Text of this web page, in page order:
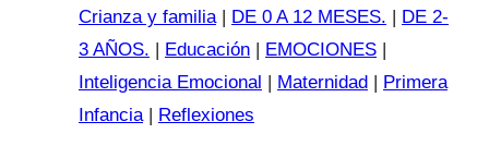
adolescencia
Crianza y familia| DE 0 A 12 MESES. | DE 2-
3 AÑOS. | Educación | EMOCIONES |
Inteligencia Emocional | Maternidad | Primera
Infancia| Reflexiones